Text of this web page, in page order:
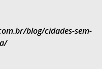
blog/cidades-sem-